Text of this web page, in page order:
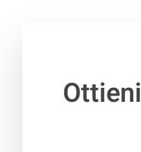
Ottieni